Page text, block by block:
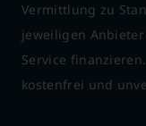
Vermittlung zu
jeweiligen
Service
kostenfrei und